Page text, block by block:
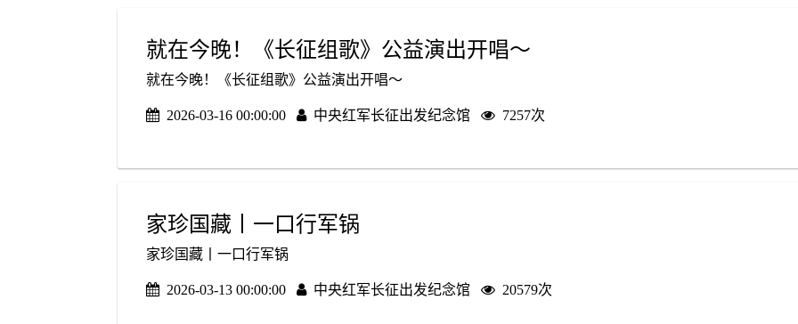
就在今晚！《长征组歌》公益演出开唱～
就在今晚！《长征组歌》公益演出开唱～
2026-03-16 00:00:00 中央红军长征出发纪念馆 7257次
家珍国藏丨一口行军锅
家珍国藏丨一口行军锅
2026-03-13 00:00:00 中央红军长征出发纪念馆 20579次